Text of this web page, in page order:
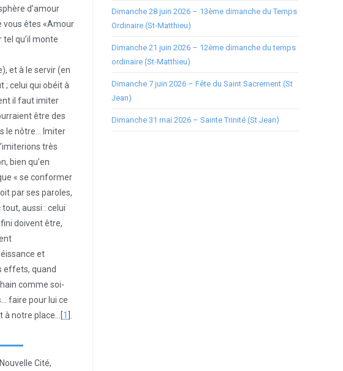
d’amour
vous êtes «Amour
tel qu’il monte
et à le servir (en
; celui qui obéit à
il faut imiter
être des
le nôtre… Imiter
très
bien qu’en
« se conformer
par ses paroles,
aussi : celui
doivent être,
et
effets, quand
comme soi-
faire pour lui ce
notre place…[ 1
Cité,
Dimanche 28 juin 2026 – 13ème dimanche du Temps
Ordinaire (St-Matthieu)
Dimanche 21 juin 2026 – 12ème dimanche du temps
ordinaire (St-Matthieu)
Dimanche 7 juin 2026 – Fête du Saint Sacrement (St
Jean)
Dimanche 31 mai 2026 – Sainte Trinité (St Jean)